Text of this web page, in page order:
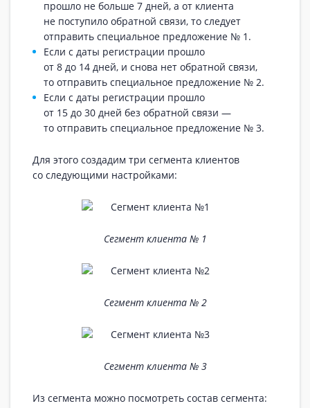
прошло не больше 7 дней, а от клиента
не поступило обратной связи, то следует
отправить специальное предложение № 1.
Если с даты регистрации прошло
от 8 до 14 дней, и снова нет обратной связи,
то отправить специальное предложение № 2.
Если с даты регистрации прошло
от 15 до 30 дней без обратной связи —
то отправить специальное предложение № 3.
Для этого создадим три сегмента клиентов
со следующими настройками:
Сегмент клиента № 1
Сегмент клиента № 2
Сегмент клиента № 3
Из сегмента можно посмотреть состав сегмента: